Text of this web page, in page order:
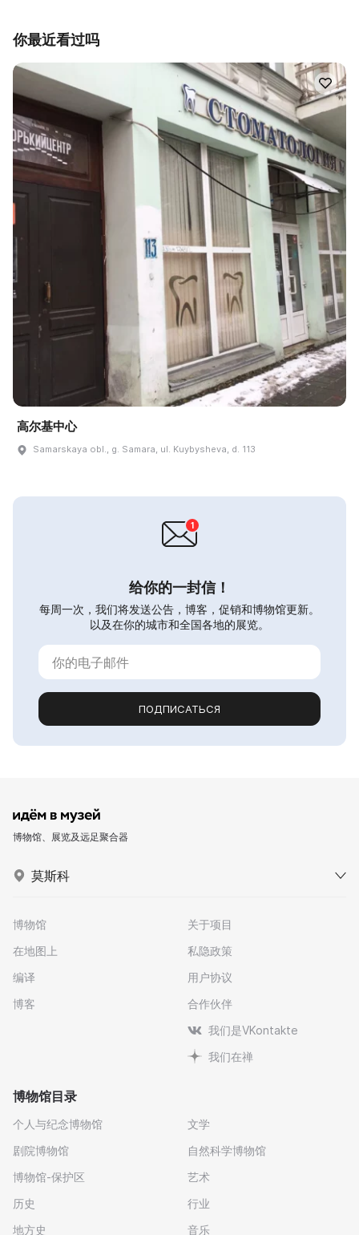
你最近看过吗
高尔基中心
Samarskaya obl., g. Samara, ul. Kuybysheva, d. 113
给你的一封信！
每周一次，我们将发送公告，博客，促销和博物馆更新。
以及在你的城市和全国各地的展览。
ПОДПИСАТЬСЯ
博物馆、展览及远足聚合器
莫斯科
博物馆
在地图上
编译
博客
关于项目
私隐政策
用户协议
合作伙伴
我们是VKontakte
我们在禅
博物馆目录
个人与纪念博物馆
剧院博物馆
博物馆-保护区
历史
地方史
文学
自然科学博物馆
艺术
行业
音乐